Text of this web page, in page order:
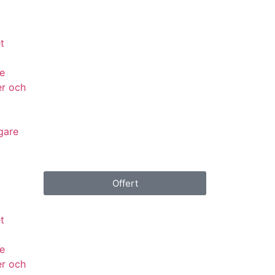
och
och
Offert